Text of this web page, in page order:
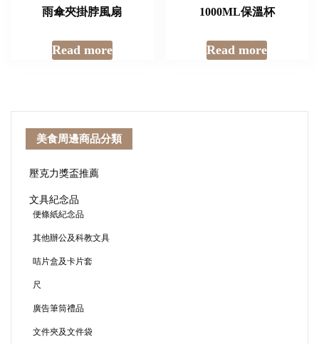
雨傘夾掛脖風扇
Read more
1000ML保溫杯
Read more
美食周邊商品分類
壓克力獎盃推薦
文具紀念品
便條紙紀念品
其他辦公及科教文具
咭片盒及卡片套
尺
廣告筆筒禮品
文件夾及文件袋